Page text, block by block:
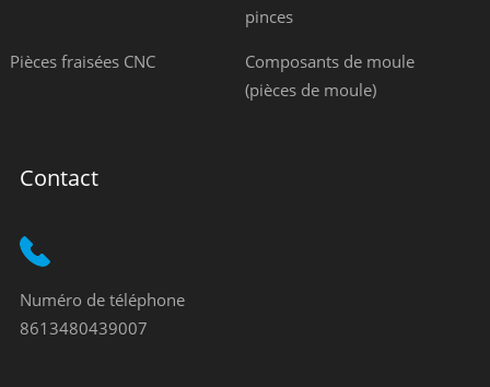
pinces
Pièces fraisées CNC
Composants de moule
(pièces de moule)
Contact
Numéro de téléphone
8613480439007